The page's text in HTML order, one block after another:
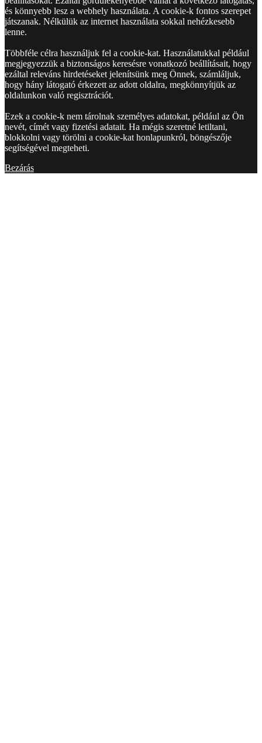
és könnyebb lesz a webhely használata. A cookie-k fontos szerepet
játszanak. Nélkülük az internet használata sokkal nehézkesebb
lenne.
Többféle célra használjuk fel a cookie-kat. Használatukkal például
megjegyezzük a biztonságos keresésre vonatkozó beállításait, hogy
ezáltal releváns hirdetéseket jelenítsünk meg Önnek, számláljuk,
hogy hány látogató érkezett az adott oldalra, megkönnyítjük az
oldalunkon való regisztrációt.
Ezek a cookie-k nem tárolnak személyes adatokat, például az Ön
nevét, címét vagy fizetési adatait. Ha mégis szeretné letiltani,
blokkolni vagy törölni a cookie-kat honlapunkról, böngészője
segítségével megteheti.
Bezárás